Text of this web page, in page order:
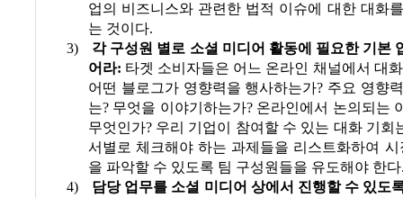
업의 비즈니스와 관련한 법적 이슈에 대한 대화
는 것이다.
3)
각 구성원 별로 소셜 미디어 활동에 필요한 기본
어라: 타겟 소비자들은 어느 온라인 채널에서 대
어떤 블로그가 영향력을 행사하는가? 주요 영향
는? 무엇을 이야기하는가? 온라인에서 논의되는
무엇인가? 우리 기업이 참여할 수 있는 대화 기회
서별로 체크해야 하는 과제들을 리스트화하여
을 파악할 수 있도록 팀 구성원들을 유도해야 한다
4)
담당 업무를 소셜 미디어 상에서 진행할 수 있도